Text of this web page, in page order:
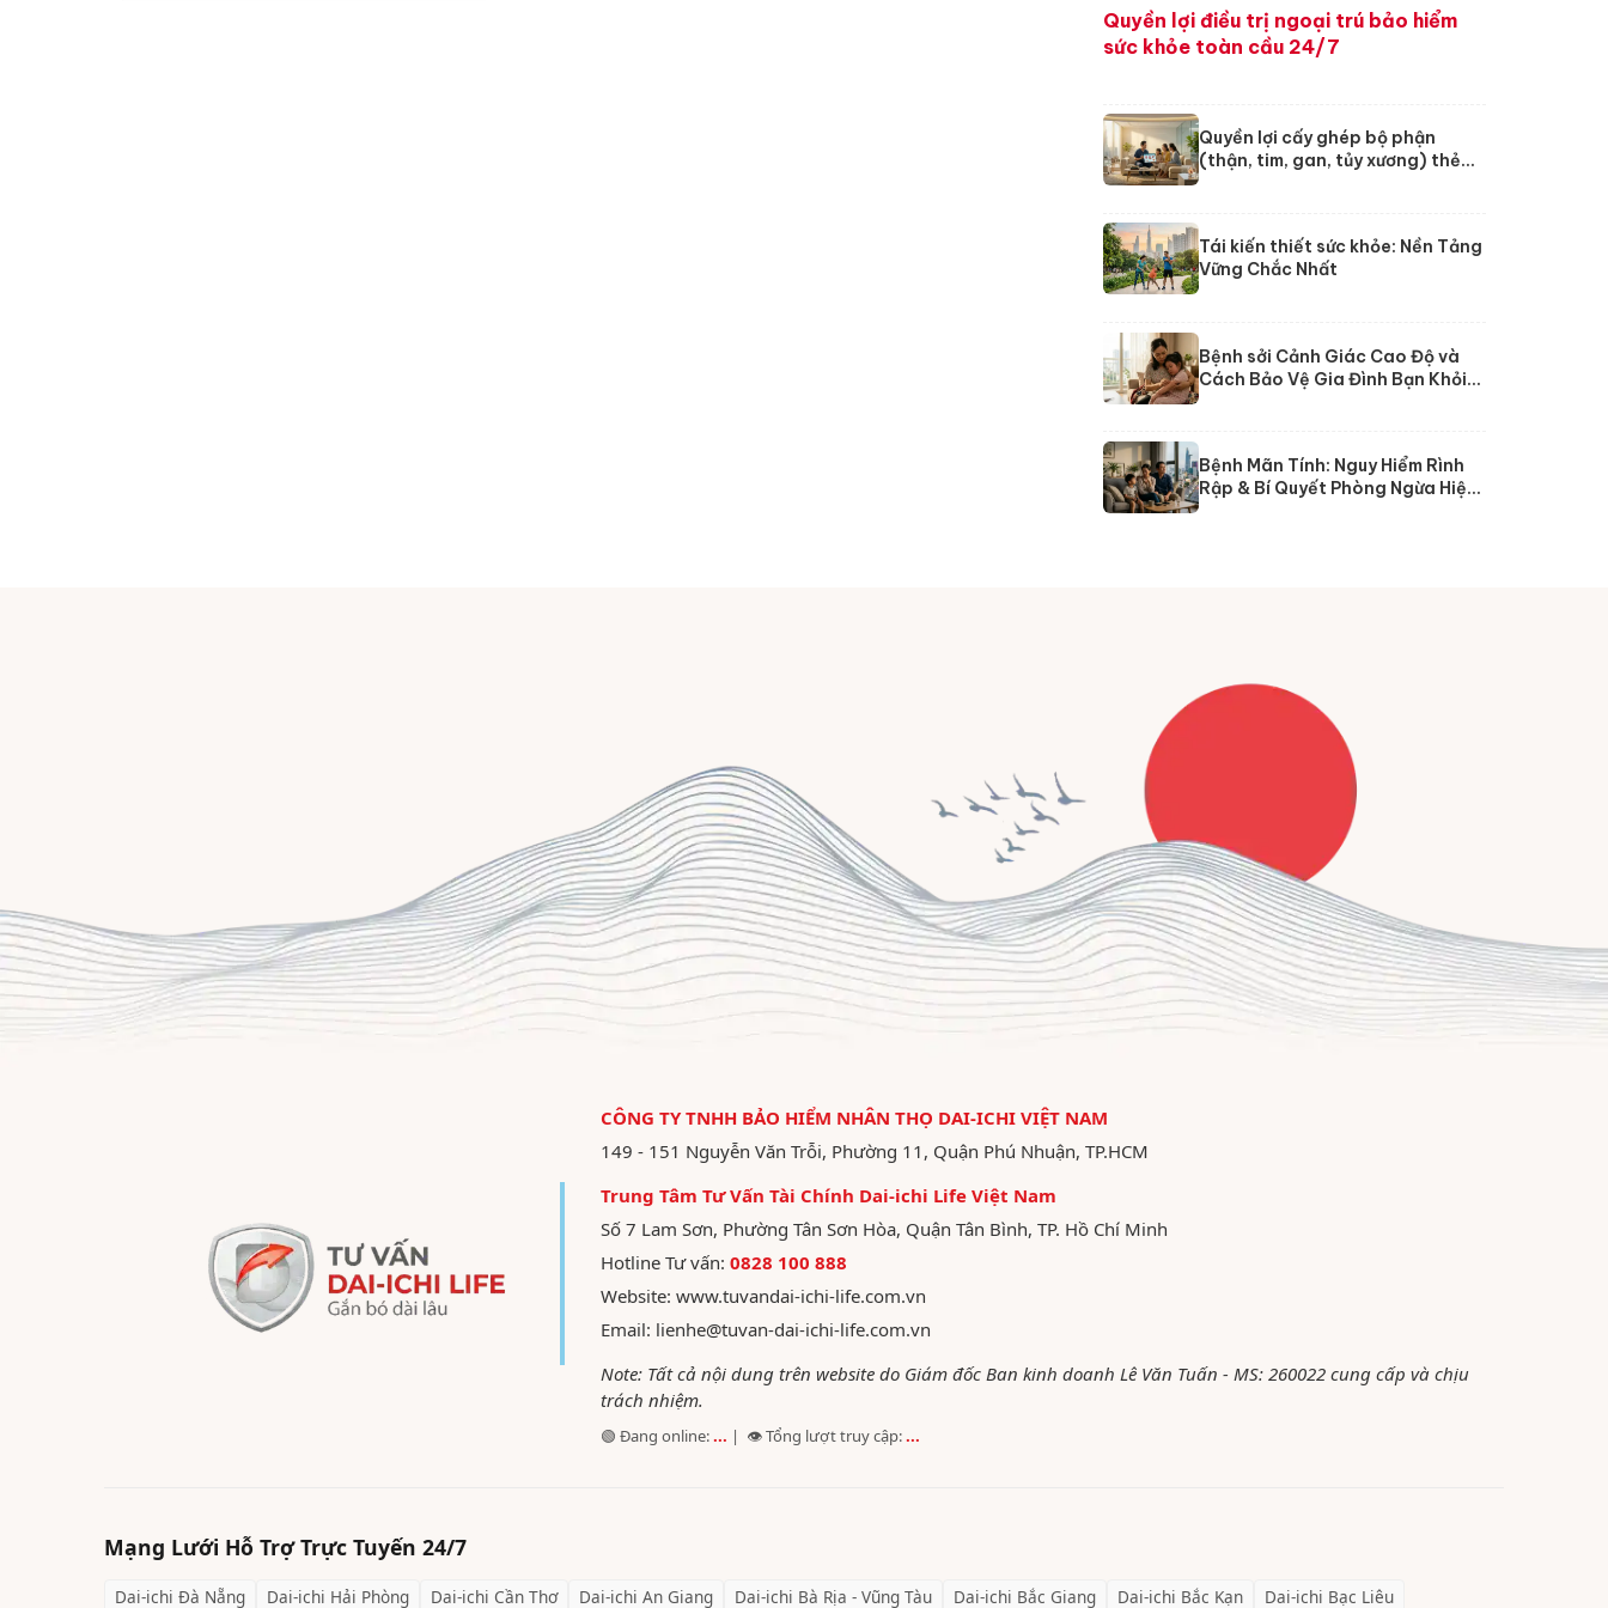
Quyền lợi điều trị ngoại trú bảo hiểm
sức khỏe toàn cầu 24/7
Quyền lợi cấy ghép bộ phận
(thận, tim, gan, tủy xương) thẻ
Tái kiến thiết sức khỏe: Nền Tảng
Vững Chắc Nhất
Bệnh sởi Cảnh Giác Cao Độ và
Cách Bảo Vệ Gia Đình Bạn Khỏi
Bệnh Mãn Tính: Nguy Hiểm Rình
Rập & Bí Quyết Phòng Ngừa Hiệu
CÔNG TY TNHH BẢO HIỂM NHÂN THỌ DAI-ICHI VIỆT NAM
149 - 151 Nguyễn Văn Trỗi, Phường 11, Quận Phú Nhuận, TP.HCM
Trung Tâm Tư Vấn Tài Chính Dai-ichi Life Việt Nam
Số 7 Lam Sơn, Phường Tân Sơn Hòa, Quận Tân Bình, TP. Hồ Chí Minh
Hotline Tư vấn: 0828 100 888
Website: www.tuvandai-ichi-life.com.vn
Email: lienhe@tuvan-dai-ichi-life.com.vn
Note: Tất cả nội dung trên website do Giám đốc Ban kinh doanh Lê Văn Tuấn - MS: 260022 cung cấp và chịu
trách nhiệm.
🟢 Đang online:... | 👁️ Tổng lượt truy cập:...
Mạng Lưới Hỗ Trợ Trực Tuyến 24/7
Dai-ichi Đà Nẵng Dai-ichi Hải Phòng Dai-ichi Cần Thơ Dai-ichi An Giang Dai-ichi Bà Rịa - Vũng Tàu Dai-ichi Bắc Giang Dai-ichi Bắc Kạn Dai-ichi Bạc Liêu